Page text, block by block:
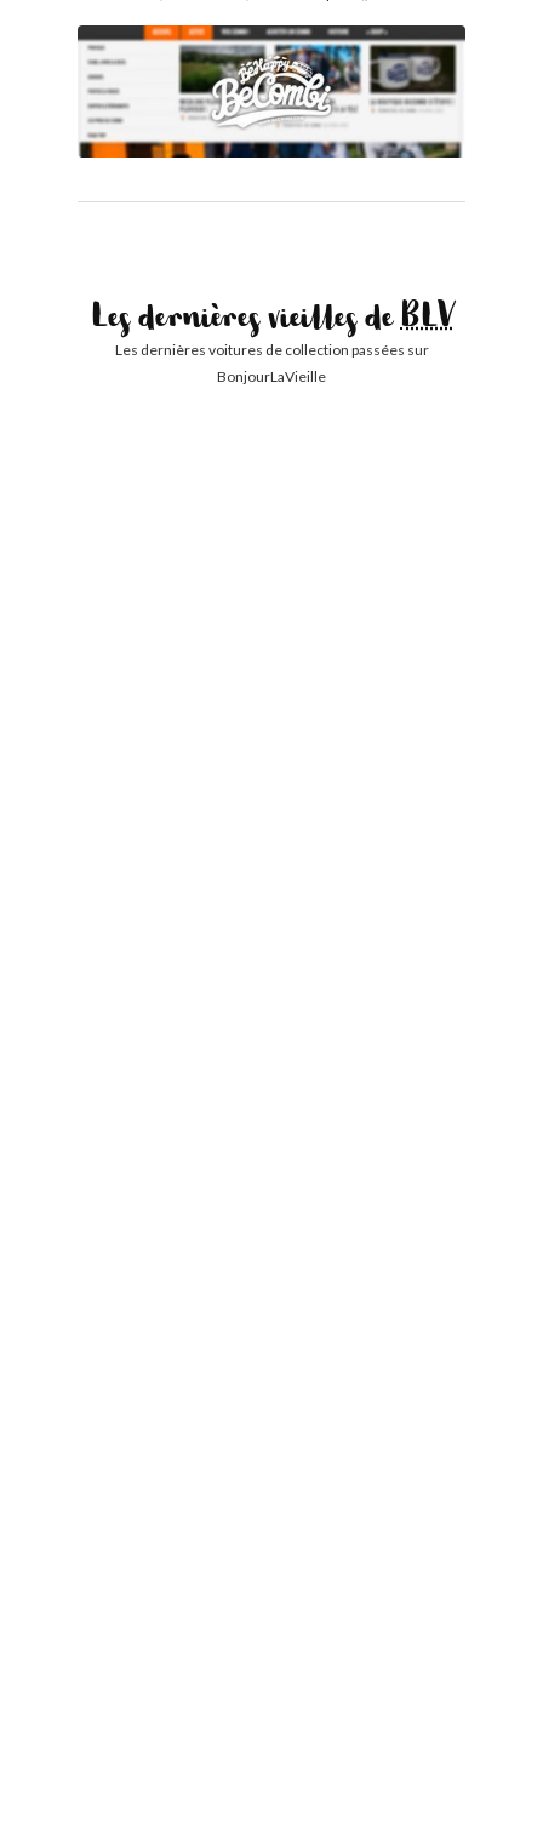
Les dernières vieilles deBLV
Les dernières voitures de collection passées sur
BonjourLaVieille